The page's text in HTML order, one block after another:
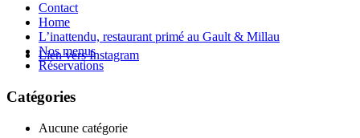
Lien vers Instagram
Contact
Home
L’inattendu, restaurant primé au Gault & Millau
Nos menus
Réservations
Catégories
Aucune catégorie